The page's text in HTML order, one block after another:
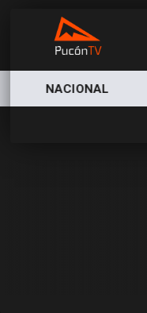
NACIONAL